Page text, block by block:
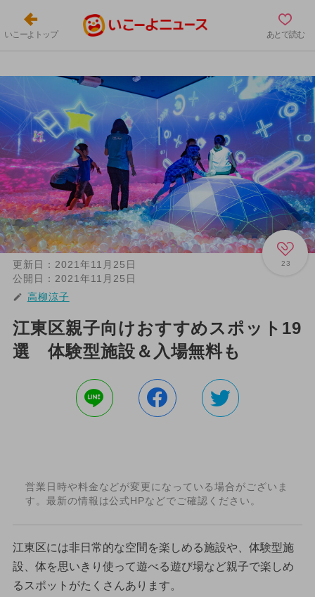
いこーよトップ あとで読む
23
更新日： 2021年11月25日
公開日： 2021年11月25日
高柳涼子
江東区親子向けおすすめスポット19
選 体験型施設＆入場無料も
営業日時や料金などが変更になっている場合がございま
す。最新の情報は公式HPなどでご確認ください。
江東区には非日常的な空間を楽しめる施設や、体験型施
設、体を思いきり使って遊べる遊び場など親子で楽しめ
るスポットがたくさんあります。